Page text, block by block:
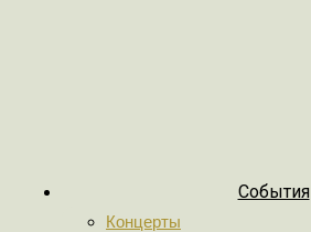
События
Концерты